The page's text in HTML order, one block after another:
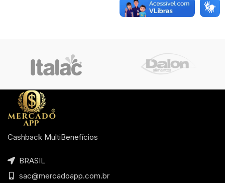
Cashback MultiBenefícios
BRASIL
sac@mercadoapp.com.br